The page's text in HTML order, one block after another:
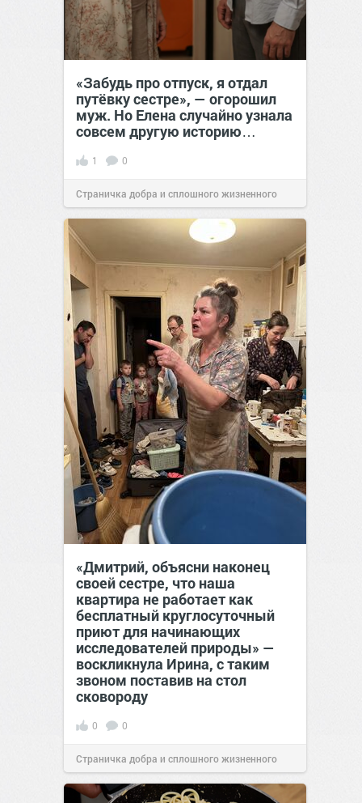
«Забудь про отпуск, я отдал
путёвку сестре», — огорошил
муж. Но Елена случайно узнала
совсем другую историю…
1 0
Страничка добра и сплошного жизненного
позитива!00:28Вчера
«Дмитрий, объясни наконец
своей сестре, что наша
квартира не работает как
бесплатный круглосуточный
приют для начинающих
исследователей природы» —
воскликнула Ирина, с таким
звоном поставив на стол
сковороду
0 0
Страничка добра и сплошного жизненного
позитива!00:28Вчера